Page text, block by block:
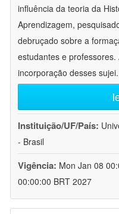
influência da teoria da
Aprendizagem,
debruçado sobre a
estudantes e
incorporação desses sujei
Instituição/UF/País:
- Brasil
Vigência: Mon Jan 08
00:00:00 BRT 2027